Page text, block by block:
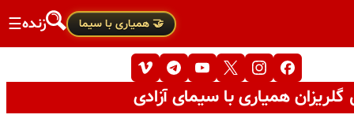
🤝 همیاری با سیما زنده☰
همیاری با سیمای آزادی